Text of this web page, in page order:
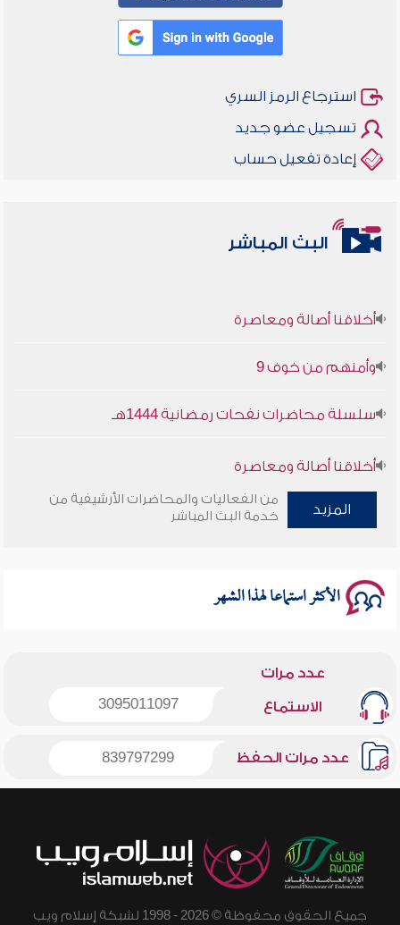
استرجاع الرمز السري
تسجيل عضو جديد
إعادة تفعيل حساب
البث المباشر
أخلاقنا أصالة ومعاصرة
وأمنهم من خوف 9
سلسلة محاضرات نفحات رمضانية 1444هـ
أخلاقنا أصالة ومعاصرة
وأمنهم من خوف 9
المزيد
من الفعاليات والمحاضرات الأرشيفية من
خدمة البث المباشر
الأكثر استماعا لهذا الشهر
عدد مرات
الاستماع 3095011097
عدد مرات الحفظ 839797299
جميع الحقوق محفوظة © 2026 - 1998 لشبكة إسلام ويب